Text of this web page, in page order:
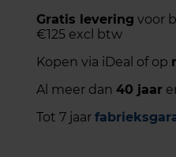
Gratis levering voor
€125 excl btw
Kopen via iDeal of op
Al meer dan 40 jaar
Tot 7 jaar